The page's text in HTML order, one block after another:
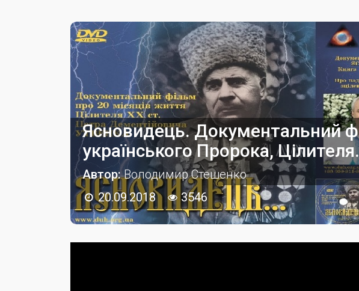
Ясновидець. Документальний
українського Пророка, Цілителя.
Автор:Володимир Стешенко
20.09.2018
3546